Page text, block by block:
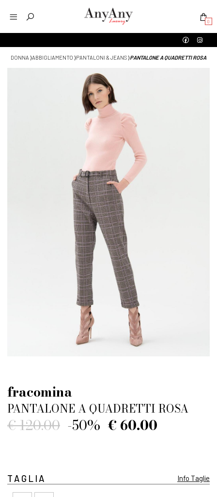
0
DONNA ⟩ABBIGLIAMENTO ⟩PANTALONI & JEANS ⟩PANTALONE A QUADRETTI ROSA
fracomina
PANTALONE A QUADRETTI ROSA
€ 120.00 -50% € 60.00
TAGLIA Info Taglie